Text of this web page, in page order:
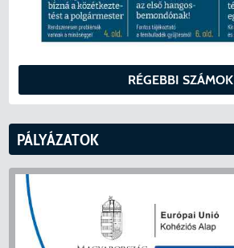
RÉGEBBI SZÁMOK
PÁLYÁZATOK